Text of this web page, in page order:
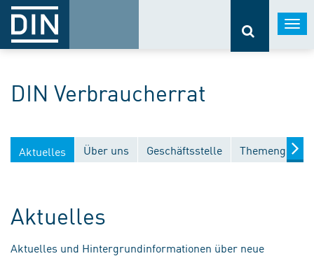
DIN Verbraucherrat
Aktuelles Über uns Geschäftsstelle
Aktuelles
Aktuelles und Hintergrundinformationen über neue